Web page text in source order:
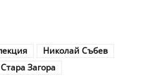
Николай Събев
Стара Загора